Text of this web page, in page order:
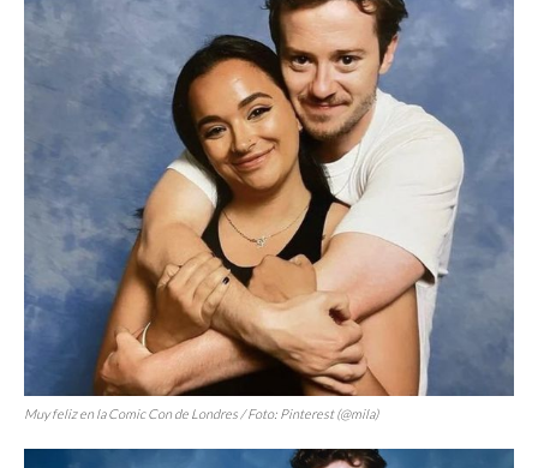
Muy feliz en la Comic Con de Londres / Foto: Pinterest (@mila)